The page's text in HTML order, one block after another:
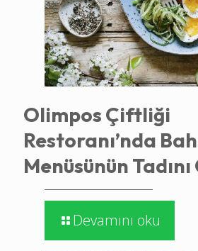
Olimpos Çiftliği
Restoranı’nda
Menüsünün Tadını
Devamını oku